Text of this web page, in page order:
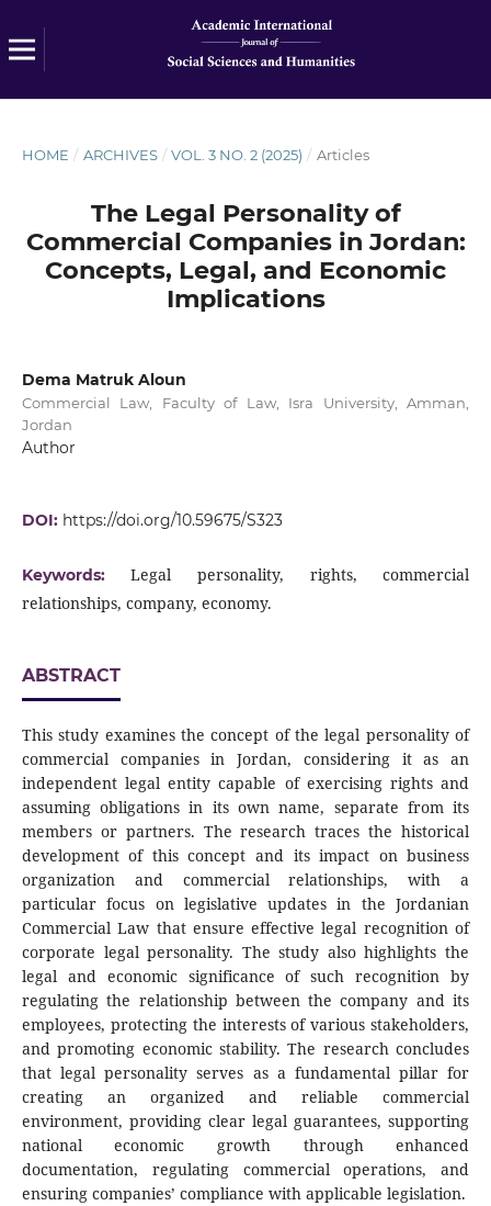
HOME / ARCHIVES / VOL. 3 NO. 2 (2025) / Articles
The Legal Personality of
Commercial Companies in Jordan:
Concepts, Legal, and Economic
Implications
Dema Matruk Aloun
Commercial Law, Faculty of Law, Isra University, Amman,
Jordan
Author
DOI: https://doi.org/10.59675/S323
Keywords:Legal personality, rights, commercial
relationships, company, economy.
ABSTRACT
This study examines the concept of the legal personality of
commercial companies in Jordan, considering it as an
independent legal entity capable of exercising rights and
assuming obligations in its own name, separate from its
members or partners. The research traces the historical
development of this concept and its impact on business
organization and commercial relationships, with a
particular focus on legislative updates in the Jordanian
Commercial Law that ensure effective legal recognition of
corporate legal personality. The study also highlights the
legal and economic significance of such recognition by
regulating the relationship between the company and its
employees, protecting the interests of various stakeholders,
and promoting economic stability. The research concludes
that legal personality serves as a fundamental pillar for
creating an organized and reliable commercial
environment, providing clear legal guarantees, supporting
national economic growth through enhanced
documentation, regulating commercial operations, and
ensuring companies’ compliance with applicable legislation.